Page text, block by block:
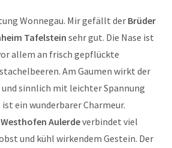
Wonnegau. Mir gefällt der Brüder
Tafelstein sehr gut. Die Nase ist
allem an frisch gepflückte
Am Gaumen wirkt der
sinnlich mit leichter Spannung
ist ein wunderbarer Charmeur.
Aulerdeverbindet viel
und kühl wirkendem Gestein. Der